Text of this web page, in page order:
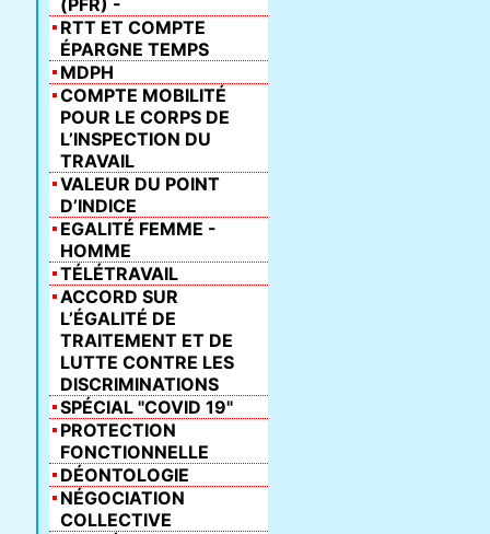
(PFR) -
RTT ET COMPTE
ÉPARGNE TEMPS
MDPH
COMPTE MOBILITÉ
POUR LE CORPS DE
L’INSPECTION DU
TRAVAIL
VALEUR DU POINT
D’INDICE
EGALITÉ FEMME -
HOMME
TÉLÉTRAVAIL
ACCORD SUR
L’ÉGALITÉ DE
TRAITEMENT ET DE
LUTTE CONTRE LES
DISCRIMINATIONS
SPÉCIAL "COVID 19"
PROTECTION
FONCTIONNELLE
DÉONTOLOGIE
NÉGOCIATION
COLLECTIVE